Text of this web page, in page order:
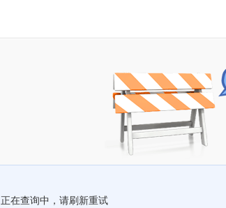
正在查询中，请刷新重试